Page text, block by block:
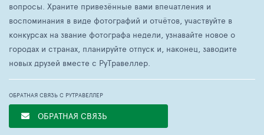
вопросы. Храните привезённые вами впечатления и
воспоминания в виде фотографий и отчётов, участвуйте в
конкурсах на звание фотографа недели, узнавайте новое о
городах и странах, планируйте отпуск и, наконец, заводите
новых друзей вместе с РуТравеллер.
ОБРАТНАЯ СВЯЗЬ С РУТРАВЕЛЛЕР
ОБРАТНАЯ СВЯЗЬ